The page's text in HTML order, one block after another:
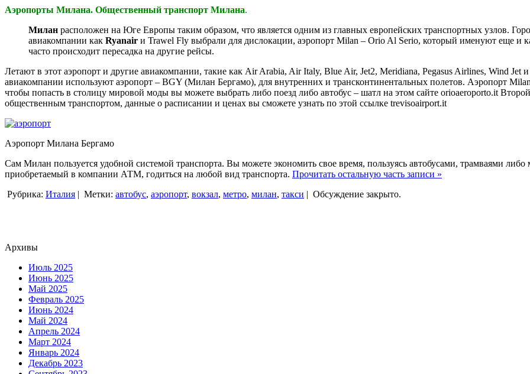
Аэропорты Милана. Общественный транспорт Милана.
Милан расположен на Юге Европы таким образом, что является одним из главных европейских транспортных узлов.
авиакомпании как Ryanair и Trawel Fly выбрали для дислокации, аэропорт Milan – Orio Al Serio, который именуют еще и
часто происходит пересадка на другие рейсы.
Летают в этот аэропорт и другие авиакомпании, такие как Air Arabia, Air Italy, Blue Air, Jet2, Meridiana, Pegasus Airlines, Wind
авиакомпании используют аэропорт – BGY (Милан Бергамо), для внутренних и трансконтинентальных полетов. Аэропорт
чтобы попасть в столицу мировой моды вы можете выбрать либо поезд либо автобус – шатл на этом сайте orioaeroporto.it
общественным транспортом, данные о расписании и ценах вы сможете узнать по этой ссылке trevisoairport.it
Аэропорт Милана Бергамо
Сам Милан пользуется удобной системой транспорта. Вы можете экономить свое время, пользуясь автобусами, трамваями
приобретаемый в компании АТМ, годиться на любой вид транспорта. Прочитать остальную часть записи »
Рубрика: Италия | Метки: автобус, аэропорт, вокзал, метро, милан, такси | Обсуждение закрыто.
Архивы
Июль 2025
Июнь 2025
Май 2025
Февраль 2025
Июнь 2024
Май 2024
Апрель 2024
Март 2024
Январь 2024
Декабрь 2023